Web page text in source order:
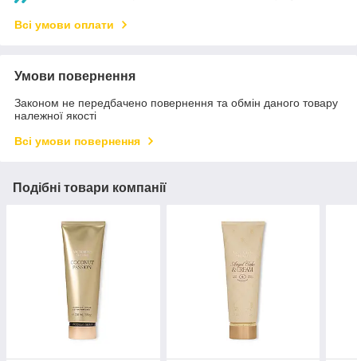
Всі умови оплати
Умови повернення
Законом не передбачено повернення та обмін даного товару
належної якості
Всі умови повернення
Подібні товари компанії